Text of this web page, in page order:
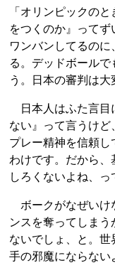
「オリンピックの
をつくのか』ってず
ワンバンしてるの
る。デッドボール
う。日本の審判は大
日本人はふた言目
ない』って言うけ
プレー精神を信頼
わけです。だから、
しろくないよね、っ
ボークがなぜいけ
ンスを奪ってしま
ないでしょ、と。
手の邪魔にならない